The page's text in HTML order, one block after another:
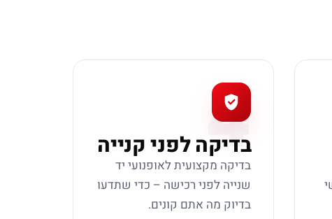
4
בדיקה לפני קנייה
בדיקה מקצועית לאופנועי יד
שנייה לפני רכישה – כדי שתדעו
בדיוק מה אתם קונים.